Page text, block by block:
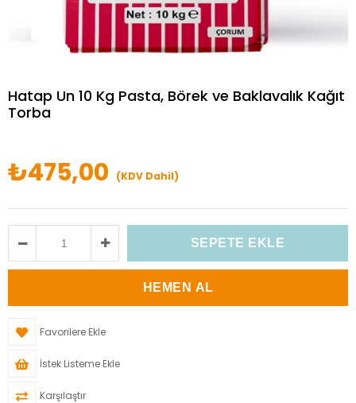
Hatap Un 10 Kg Pasta, Börek ve Baklavalık Kağıt
Torba
₺475,00 (KDV Dahil)
Favorilere Ekle
İstek Listeme Ekle
Karşılaştır